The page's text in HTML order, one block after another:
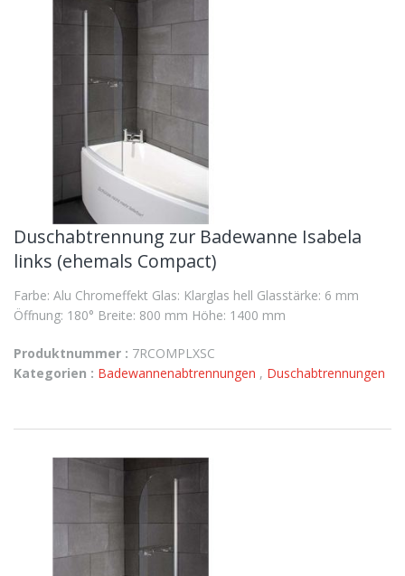
Duschabtrennung zur Badewanne Isabela
links (ehemals Compact)
Farbe: Alu Chromeffekt Glas: Klarglas hell Glasstärke: 6 mm
Öffnung: 180° Breite: 800 mm Höhe: 1400 mm
Produktnummer : 7RCOMPLXSC
Kategorien : Badewannenabtrennungen , Duschabtrennungen